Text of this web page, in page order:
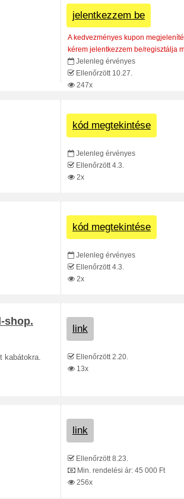
jelentkezzem be
A kedvezményes kupon
kérem jelentkezzem be/regisztálja
Jelenleg érvényes
Ellenőrzött 10.27.
247x
kód megtekintése
Jelenleg érvényes
Ellenőrzött 4.3.
2x
kód megtekintése
Jelenleg érvényes
Ellenőrzött 4.3.
2x
shop.
kabátokra.
link
Ellenőrzött 2.20.
13x
link
Ellenőrzött 8.23.
Min. rendelési ár: 45 000 Ft
256x